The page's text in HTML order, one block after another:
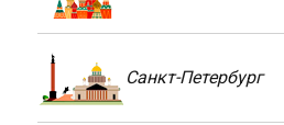
Санкт-Петербург